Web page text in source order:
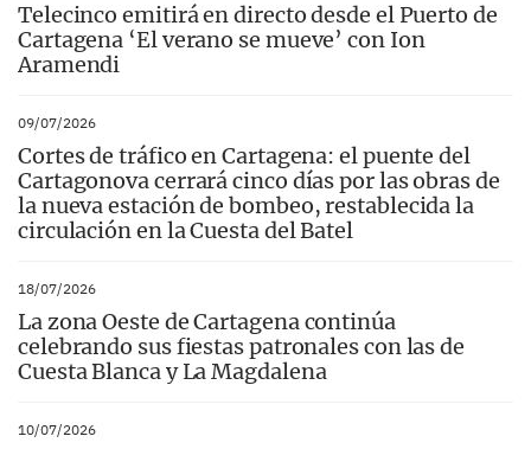
Telecinco emitirá en directo desde el Puerto de
Cartagena ‘El verano se mueve’ con Ion
Aramendi
09/07/2026
Cortes de tráfico en Cartagena: el puente del
Cartagonova cerrará cinco días por las obras de
la nueva estación de bombeo, restablecida la
circulación en la Cuesta del Batel
18/07/2026
La zona Oeste de Cartagena continúa
celebrando sus fiestas patronales con las de
Cuesta Blanca y La Magdalena
10/07/2026